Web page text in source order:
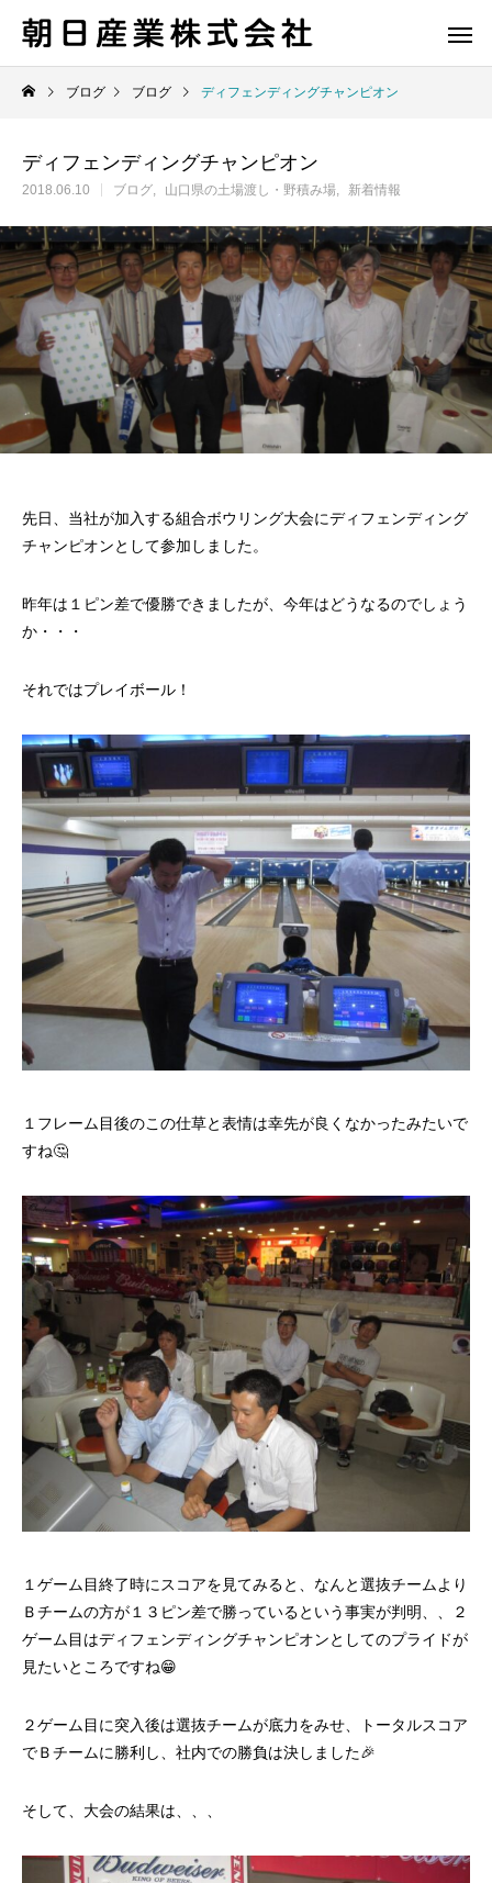
ブログ ブログ ディフェンディングチャンピオン
ディフェンディングチャンピオン
2018.06.10 ブログ 山口県の土場渡し・野積み場 新着情報
先日、当社が加入する組合ボウリング大会にディフェンディング
チャンピオンとして参加しました。
昨年は１ピン差で優勝できましたが、今年はどうなるのでしょう
か・・・
それではプレイボール！
１フレーム目後のこの仕草と表情は幸先が良くなかったみたいで
すね🤔
１ゲーム目終了時にスコアを見てみると、なんと選抜チームより
Ｂチームの方が１３ピン差で勝っているという事実が判明、、２
ゲーム目はディフェンディングチャンピオンとしてのプライドが
見たいところですね😁
２ゲーム目に突入後は選抜チームが底力をみせ、トータルスコア
でＢチームに勝利し、社内での勝負は決しました🎉
そして、大会の結果は、、、